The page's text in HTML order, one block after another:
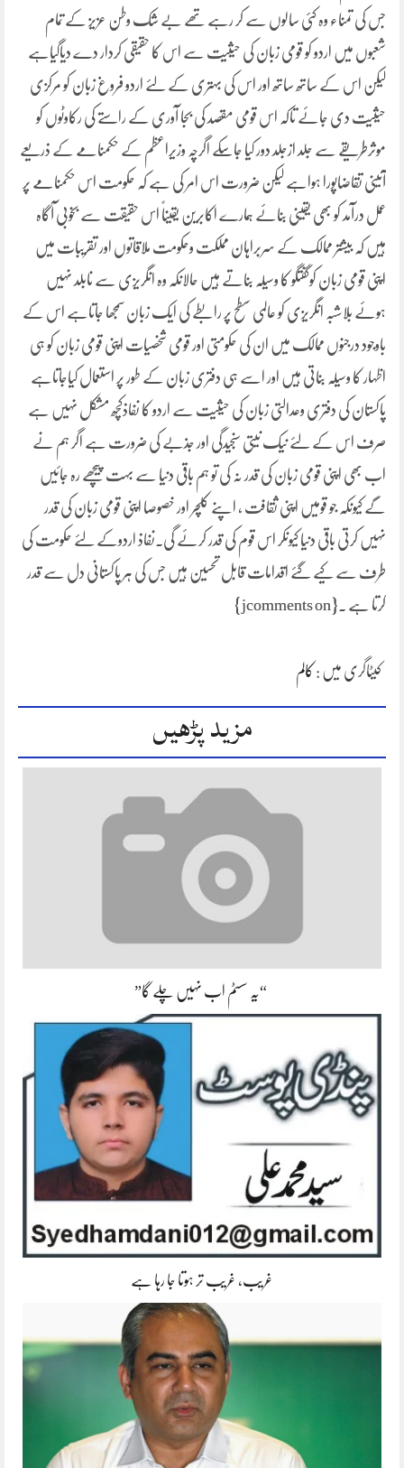
جس کی تمناء وہ کئی سالوں سے کر رہے تھے بے شک وطن عزیز کے تمام
شعبوں میں اردو کو قومی زبان کی حیثیت سے اس کا حقیقی کردار دے دیاگیاہے
لیکن اس کے ساتھ ساتھ اور اس کی بہتری کے لئے اردو فروغ زبان کو مرکزی
حیثیت دی جائے تاکہ اس قومی مقصد کی بجا آوری کے راستے کی رکاوٹوں کو
موثرطریقے سے جلد ازجلد دور کیا جاسکے اگرچہ وزیراعظم کے حکمنامے کے ذریعے
آئینی تقاضاپورا ہواہے لیکن ضرورت اس امر کی ہے کہ حکومت اس حکمنامے پر
عمل درآمد کو بھی یقینی بنائے ہمارے اکابرین یقیناً اس حقیقت سے بخوبی آگاہ
ہیں کہ بیشتر ممالک کے سربراہان مملکت وحکومت ملاقاتوں اور تقریبات میں
اپنی قومی زبان کوگفتگو کا وسیلہ بناتے ہیں حالانکہ وہ انگریزی سے نابلد نہیں
ہوئے بلاشبہ انگریزی کو عالمی سطح پر رابطے کی ایک زبان سمجھا جاتاہے اس کے
باوجود درجنوں ممالک میں ان کی حکومتی اور قومی شخصیات اپنی قومی زبان کو ہی
اظہار کا وسیلہ بناتی ہیں اور اسے ہی دفتری زبان کے طور پر استعمال کیاجاتاہے
پاکستان کی دفتری وعدالتی زبان کی حیثیت سے اردو کا نفاذکچھ مشکل نہیں ہے
صرف اس کے لئے نیک نیتی سنجیدگی اور جذبے کی ضرورت ہے اگر ہم نے
اب بھی اپنی قومی زبان کی قدر نہ کی تو ہم باقی دنیا سے بہت پیچھے رہ جائیں
گے کیونکہ جو قومیں اپنی ثقافت ، اپنے کلچر اور خصوصا اپنی قومی زبان کی قدر
نہیں کرتی باقی دنیا کیونکر اس قوم کی قدر کرئے گی۔نفاذ اردوکے لئے حکومت کی
طرف سے کیے گئے اقدامات قابل تحسین ہیں جس کی ہر پاکستانی دل سے قدر
کرتا ہے ۔{jcomments on}
کیٹاگری میں : کالم
مزید پڑھیں
“یہ سسٹم اب نہیں چلے گا”
غریب، غریب تر ہوتا جا رہا ہے